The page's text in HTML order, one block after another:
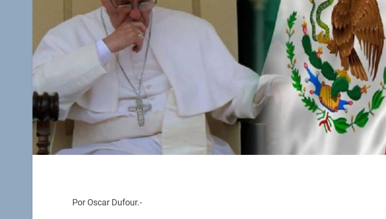
Por Oscar Dufour.-